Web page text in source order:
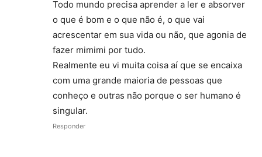
Todo mundo precisa aprender a ler e absorver
o que é bom e o que não é, o que vai
acrescentar em sua vida ou não, que agonia de
fazer mimimi por tudo.
Realmente eu vi muita coisa aí que se encaixa
com uma grande maioria de pessoas que
conheço e outras não porque o ser humano é
singular.
Responder